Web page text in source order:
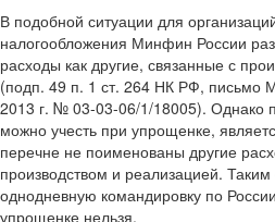
В подобной ситуации для
налогообложения Минфин России
расходы как другие, связанные с
(подп. 49 п. 1 ст. 264 НК РФ, письмо
2013 г. № 03-03-06/1/18005). Однако
можно учесть при упрощенке,
перечне не поименованы другие
производством и реализацией.
однодневную командировку по
упрощенке нельзя.